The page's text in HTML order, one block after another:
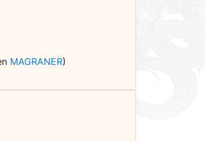
MAGRANER)